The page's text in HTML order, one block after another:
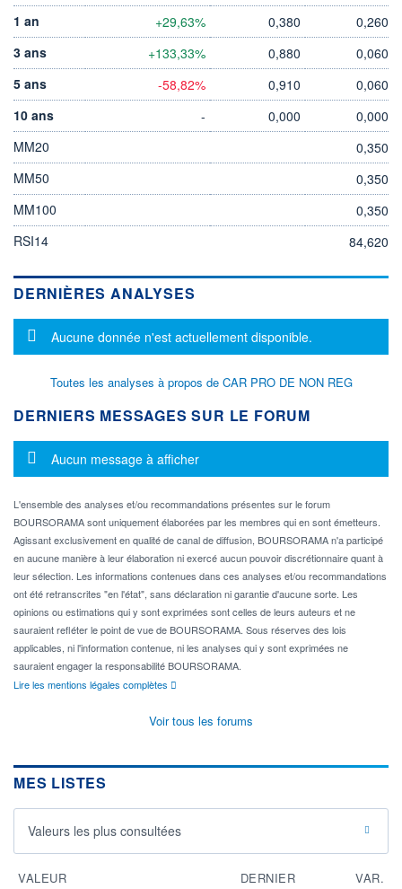
1 an
+29,63% 0,380
0,260
3 ans
+133,33% 0,880
0,060
5 ans
-58,82% 0,910
0,060
10 ans
- 0,000
0,000
MM20
0,350
MM50
0,350
MM100
0,350
RSI14
84,620
DERNIÈRES ANALYSES
Message d'information
Aucune donnée n'est actuellement disponible.
Toutes les analyses à propos de CAR PRO DE NON REG
DERNIERS MESSAGES SUR LE FORUM
Message d'information
Aucun message à afficher
L'ensemble des analyses et/ou recommandations présentes sur le forum
BOURSORAMA sont uniquement élaborées par les membres qui en sont émetteurs.
Agissant exclusivement en qualité de canal de diffusion, BOURSORAMA n'a participé
en aucune manière à leur élaboration ni exercé aucun pouvoir discrétionnaire quant à
leur sélection. Les informations contenues dans ces analyses et/ou recommandations
ont été retranscrites "en l'état", sans déclaration ni garantie d'aucune sorte. Les
opinions ou estimations qui y sont exprimées sont celles de leurs auteurs et ne
sauraient refléter le point de vue de BOURSORAMA. Sous réserves des lois
applicables, ni l'information contenue, ni les analyses qui y sont exprimées ne
sauraient engager la responsabilité BOURSORAMA.
Lire les mentions légales complètes
Voir tous les forums
MES LISTES
Valeurs les plus consultées
VALEUR DERNIER VAR.